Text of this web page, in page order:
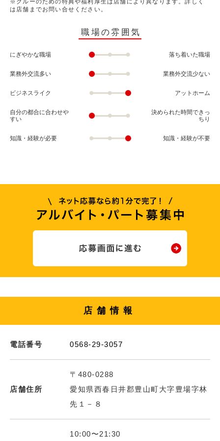
※クルーのための特典や福利厚生は店舗により異なります。詳しく
は店舗までお問い合せください。
職場の雰囲気
にぎやかな職場 落ち着いた職場
業務外交流多い 業務外交流少ない
ビジネスライク アットホーム
自分の都合に合わせや
すい
決められた時間できっ
ちり
知識・経験が必要 知識・経験が不要
店舗情報
電話番号 0568-29-3057
店舗住所
〒480-0288
愛知県西春日井郡豊山町大字豊場字林
先１－８
10:00〜21:30